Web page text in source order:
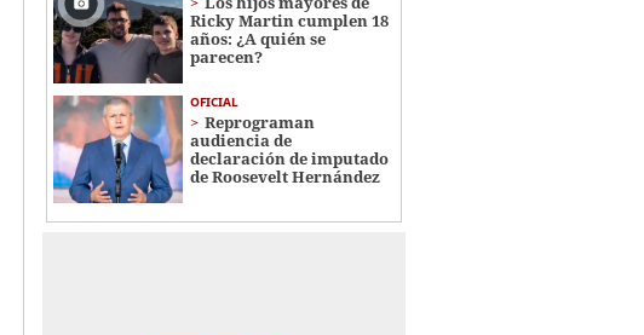
Ricky Martin cumplen 18
años: ¿A quién se
parecen?
OFICIAL
Reprograman
audiencia de
declaración de imputado
de Roosevelt Hernández